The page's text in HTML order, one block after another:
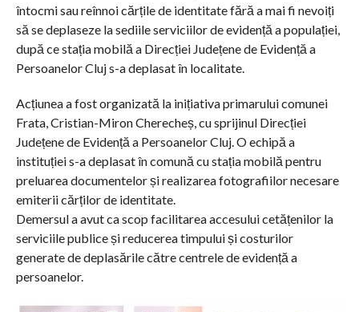
întocmi sau reînnoi cărțile de identitate fără a mai fi nevoiți
să se deplaseze la sediile serviciilor de evidență a populației,
după ce stația mobilă a Direcției Județene de Evidență a
Persoanelor Cluj s-a deplasat în localitate.
Acțiunea a fost organizată la inițiativa primarului comunei
Frata, Cristian-Miron Cherecheș, cu sprijinul Direcției
Județene de Evidență a Persoanelor Cluj. O echipă a
instituției s-a deplasat în comună cu stația mobilă pentru
preluarea documentelor și realizarea fotografiilor necesare
emiterii cărților de identitate.
Demersul a avut ca scop facilitarea accesului cetățenilor la
serviciile publice și reducerea timpului și costurilor
generate de deplasările către centrele de evidență a
persoanelor.